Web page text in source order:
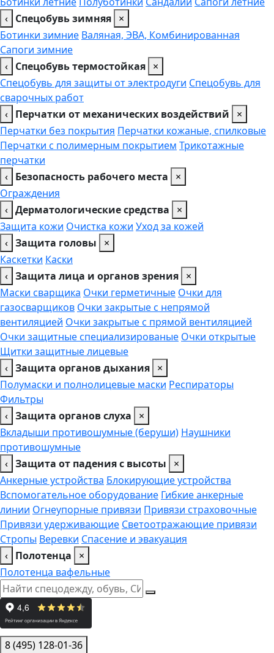
‹ Спецобувь зимняя ×
Ботинки зимние Валяная, ЭВА, Комбинированная
Сапоги зимние
‹ Спецобувь термостойкая ×
Спецобувь для защиты от электродуги Спецобувь для
сварочных работ
‹ Перчатки от механических воздействий
×
Перчатки без покрытия Перчатки кожаные, спилковые
Перчатки с полимерным покрытием Трикотажные
перчатки
‹ Безопасность рабочего места
×
Ограждения
‹ Дерматологические средства
×
Защита кожи Очистка кожи Уход за кожей
‹ Защита головы
×
Каскетки Каски
‹ Защита лица и органов зрения ×
Маски сварщика Очки герметичные Очки для
газосварщиков Очки закрытые с непрямой
вентиляцией Очки закрытые с прямой вентиляцией
Очки защитные специализированые Очки открытые
Щитки защитные лицевые
‹ Защита органов дыхания ×
Полумаски и полнолицевые маски Респираторы
Фильтры
‹ Защита органов слуха
×
Вкладыши противошумные (беруши) Наушники
противошумные
‹ Защита от падения с высоты
×
Анкерные устройства Блокирующие устройства
Вспомогательное оборудование Гибкие анкерные
линии Огнеупорные привязи Привязи страховочные
Привязи удерживающие Светоотражающие привязи
Стропы Веревки Спасение и эвакуация
‹ Полотенца
×
Полотенца вафельные
8 (495) 128-01-36